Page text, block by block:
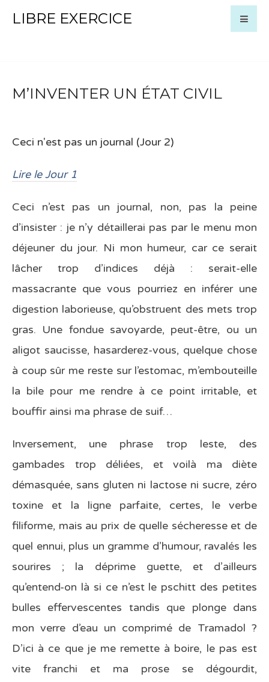
LIBRE EXERCICE
M’INVENTER UN ÉTAT CIVIL
Ceci n'est pas un journal (Jour 2)
Lire le Jour 1
Ceci n’est pas un journal, non, pas la peine
d’insister : je n’y détaillerai pas par le menu mon
déjeuner du jour. Ni mon humeur, car ce serait
lâcher trop d’indices déjà : serait-elle
massacrante que vous pourriez en inférer une
digestion laborieuse, qu’obstruent des mets trop
gras. Une fondue savoyarde, peut-être, ou un
aligot saucisse, hasarderez-vous, quelque chose
à coup sûr me reste sur l’estomac, m’embouteille
la bile pour me rendre à ce point irritable, et
bouffir ainsi ma phrase de suif…
Inversement, une phrase trop leste, des
gambades trop déliées, et voilà ma diète
démasquée, sans gluten ni lactose ni sucre, zéro
toxine et la ligne parfaite, certes, le verbe
filiforme, mais au prix de quelle sécheresse et de
quel ennui, plus un gramme d’humour, ravalés les
sourires ; la déprime guette, et d’ailleurs
qu’entend-on là si ce n’est le pschitt des petites
bulles effervescentes tandis que plonge dans
mon verre d’eau un comprimé de Tramadol ?
D’ici à ce que je me remette à boire, le pas est
vite franchi et ma prose se dégourdit,